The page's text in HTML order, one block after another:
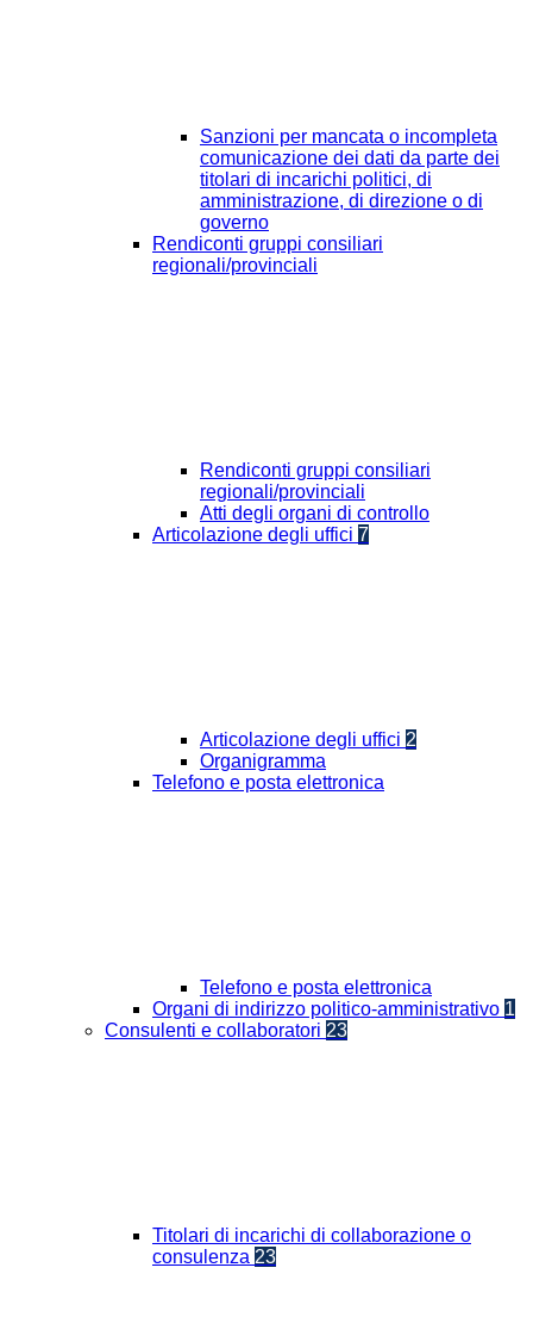
Sanzioni per mancata o incompleta
comunicazione dei dati da parte dei
titolari di incarichi politici, di
amministrazione, di direzione o di
governo
Rendiconti gruppi consiliari
regionali/provinciali
Rendiconti gruppi consiliari
regionali/provinciali
Atti degli organi di controllo
Articolazione degli uffici 7
Articolazione degli uffici 2
Organigramma
Telefono e posta elettronica
Telefono e posta elettronica
Organi di indirizzo politico-amministrativo 1
Consulenti e collaboratori 23
Titolari di incarichi di collaborazione o
consulenza 23